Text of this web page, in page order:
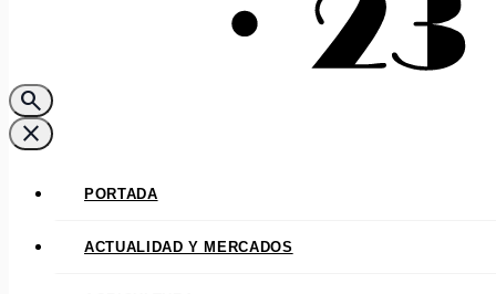
search
close
PORTADA
ACTUALIDAD Y MERCADOS